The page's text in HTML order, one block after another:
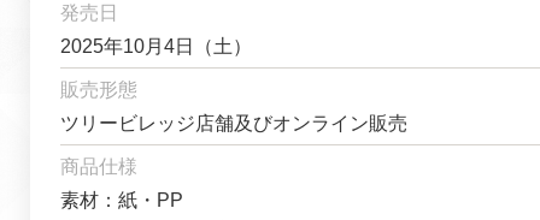
発売日
2025年10月4日（土）
販売形態
ツリービレッジ店舗及びオンライン販売
商品仕様
素材：紙・PP